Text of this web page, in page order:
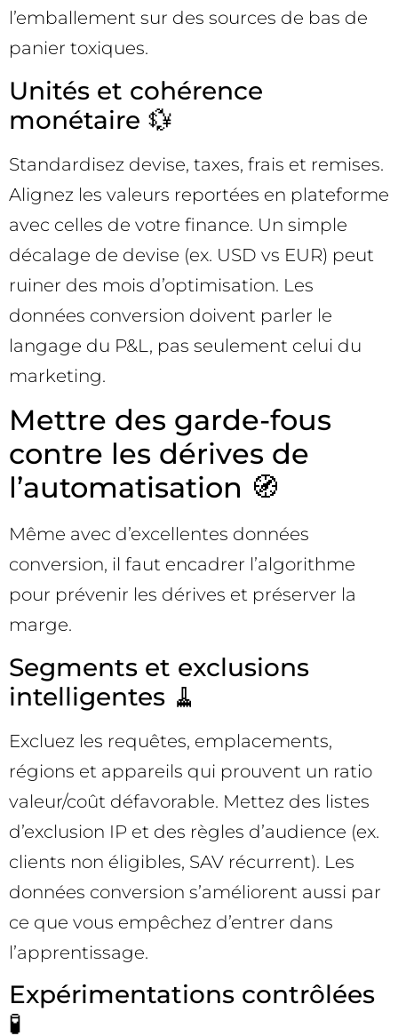
l’emballement sur des sources de bas de
panier toxiques.
Unités et cohérence
monétaire 💱
Standardisez devise, taxes, frais et remises.
Alignez les valeurs reportées en plateforme
avec celles de votre finance. Un simple
décalage de devise (ex. USD vs EUR) peut
ruiner des mois d’optimisation. Les
données conversion doivent parler le
langage du P&L, pas seulement celui du
marketing.
Mettre des garde-fous
contre les dérives de
l’automatisation 🧭
Même avec d’excellentes données
conversion, il faut encadrer l’algorithme
pour prévenir les dérives et préserver la
marge.
Segments et exclusions
intelligentes 🧹
Excluez les requêtes, emplacements,
régions et appareils qui prouvent un ratio
valeur/coût défavorable. Mettez des listes
d’exclusion IP et des règles d’audience (ex.
clients non éligibles, SAV récurrent). Les
données conversion s’améliorent aussi par
ce que vous empêchez d’entrer dans
l’apprentissage.
Expérimentations contrôlées
🧪